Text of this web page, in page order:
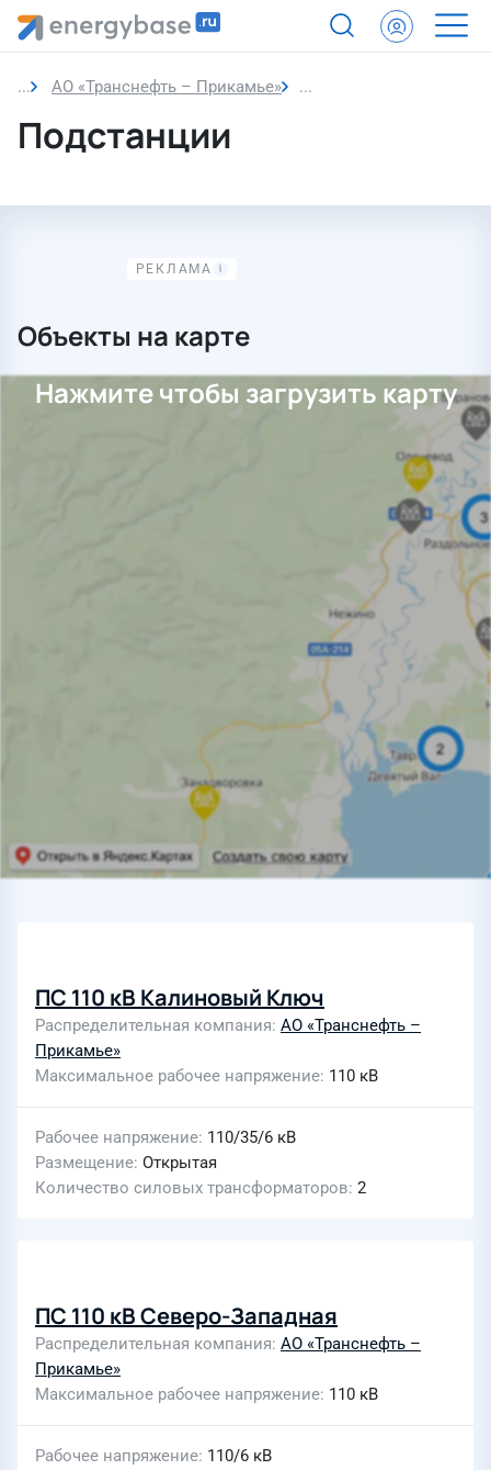
АО «Транснефть – Прикамье» Подстанции
Подстанции
Объекты на карте
Нажмите чтобы загрузить карту
ПС 110 кВ Калиновый Ключ
Распределительная компания АО «Транснефть –
Прикамье»
Максимальное рабочее напряжение 110 кВ
Рабочее напряжение 110/35/6 кВ
Размещение Открытая
Количество силовых трансформаторов 2
ПС 110 кВ Северо-Западная
Распределительная компания АО «Транснефть –
Прикамье»
Максимальное рабочее напряжение 110 кВ
Рабочее напряжение 110/6 кВ